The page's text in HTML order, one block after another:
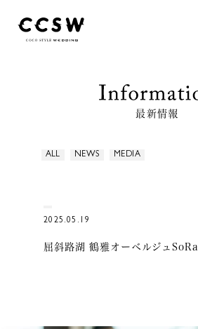
最新情報
ALL NEWS MEDIA
2025.05.19
屈斜路湖 鶴雅オーベルジュSoRa